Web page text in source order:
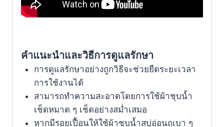
คำแนะนำและวิธีการดูแลรักษา
การดูแลรักษาอย่างถูกวิธีจะช่วยยืดระยะเวลา
การใช้งานได้
สามารถทำความสะอาดโดยการใช้ผ้าชุบน้ำ
เช็ดหมาด ๆ เช็ดอย่างสม่ำเสมอ
หากมีรอยเปื้อนให้ใช้ผ้าชุบน้ำสบู่อ่อนถูเบา ๆ